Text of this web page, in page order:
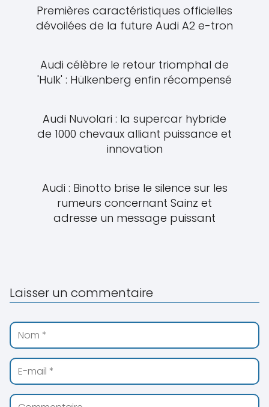
Premières caractéristiques officielles
dévoilées de la future Audi A2 e-tron
Audi célèbre le retour triomphal de
'Hulk' : Hülkenberg enfin récompensé
Audi Nuvolari : la supercar hybride
de 1000 chevaux alliant puissance et
innovation
Audi : Binotto brise le silence sur les
rumeurs concernant Sainz et
adresse un message puissant
Laisser un commentaire